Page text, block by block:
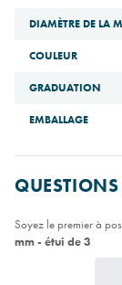
DIAMÈTRE DE LA
COULEUR
GRADUATION
EMBALLAGE
Soyez le premier à
mm - étui de 3